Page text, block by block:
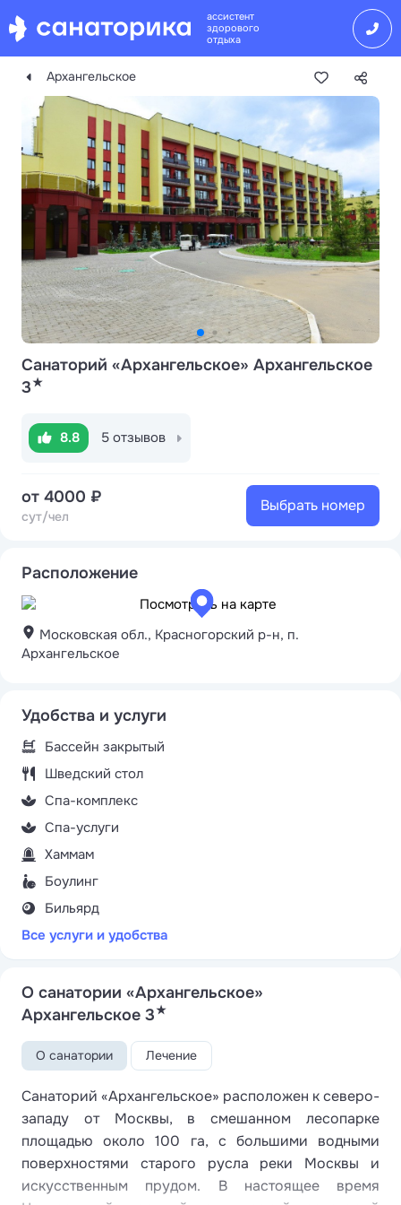
ассистент
здорового
отдыха
Архангельское
Санаторий «Архангельское» Архангельское
3★
Расположение
Московская обл., Красногорский р-н, п.
Архангельское
8.8 5 отзывов
от 4000 ₽
сут/чел
Выбрать номер
Удобства и услуги
Бассейн закрытый
Шведский стол
Спа-комплекс
Спа-услуги
Хаммам
Боулинг
Бильярд
Все услуги и удобства
О санатории «Архангельское»
Архангельское 3★
О санатории Лечение
Санаторий «Архангельское» расположен к северо-
западу от Москвы, в смешанном лесопарке
площадью около 100 га, с большими водными
поверхностями старого русла реки Москвы и
искусственным прудом. В настоящее время